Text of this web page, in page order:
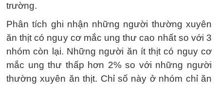
trường.
Phân tích ghi nhận những người thường xuyên
ăn thịt có nguy cơ mắc ung thư cao nhất so với 3
nhóm còn lại. Những người ăn ít thịt có nguy cơ
mắc ung thư thấp hơn 2% so với những người
thường xuyên ăn thịt. Chỉ số này ở nhóm chỉ ăn